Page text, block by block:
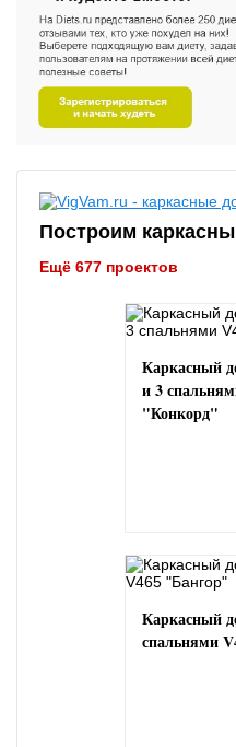
Построим
Ещё 677 проектов
Каркасный
и 3
"Конкорд"
Каркасный
спальнями